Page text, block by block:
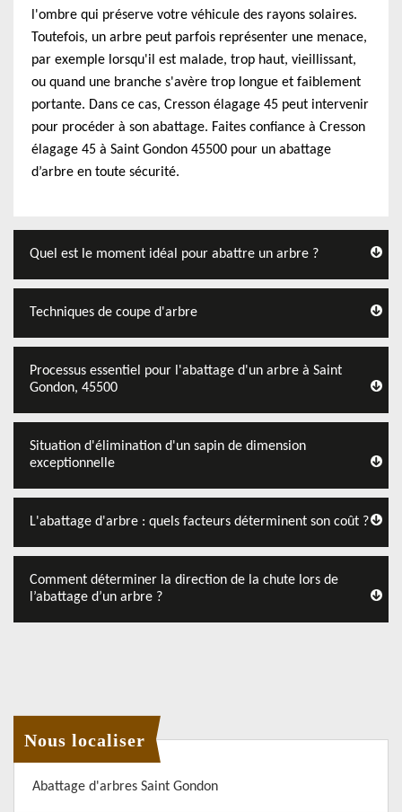
l'ombre qui préserve votre véhicule des rayons solaires.
Toutefois, un arbre peut parfois représenter une menace,
par exemple lorsqu'il est malade, trop haut, vieillissant,
ou quand une branche s'avère trop longue et faiblement
portante. Dans ce cas, Cresson élagage 45 peut intervenir
pour procéder à son abattage. Faites confiance à Cresson
élagage 45 à Saint Gondon 45500 pour un abattage
d’arbre en toute sécurité.
Quel est le moment idéal pour abattre un arbre ?
Techniques de coupe d'arbre
Processus essentiel pour l'abattage d'un arbre à Saint
Gondon, 45500
Situation d'élimination d'un sapin de dimension
exceptionnelle
L'abattage d'arbre : quels facteurs déterminent son coût ?
Comment déterminer la direction de la chute lors de
l’abattage d’un arbre ?
Nous localiser
Abattage d'arbres Saint Gondon